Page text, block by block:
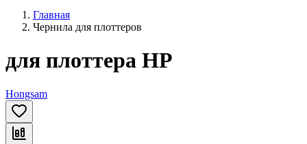
Главная
Чернила для плоттеров
для плоттера HP
Hongsam